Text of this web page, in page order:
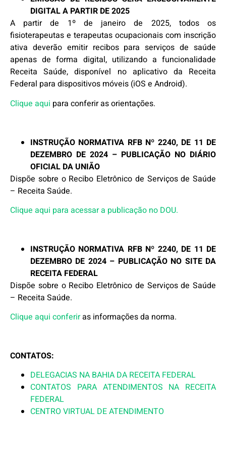
DIGITAL A PARTIR DE 2025
A partir de 1º de janeiro de 2025, todos os
fisioterapeutas e terapeutas ocupacionais com inscrição
ativa deverão emitir recibos para serviços de saúde
apenas de forma digital, utilizando a funcionalidade
Receita Saúde, disponível no aplicativo da Receita
Federal para dispositivos móveis (iOS e Android).
Clique aqui para conferir as orientações.
INSTRUÇÃO NORMATIVA RFBNº 2240, DE 11 DE
DEZEMBRO DE 2024 – PUBLICAÇÃO NO DIÁRIO
OFICIAL DA UNIÃO
Dispõe sobre o Recibo Eletrônico de Serviços de Saúde
– Receita Saúde.
Clique aqui para acessar a publicação no DOU.
INSTRUÇÃO NORMATIVA RFBNº 2240, DE 11 DE
DEZEMBRO DE 2024 – PUBLICAÇÃO NO SITE DA
RECEITA FEDERAL
Dispõe sobre o Recibo Eletrônico de Serviços de Saúde
– Receita Saúde.
Clique aqui conferiras informações da norma.
CONTATOS:
DELEGACIAS NA BAHIA DA RECEITA FEDERAL
CONTATOS PARA ATENDIMENTOS NA RECEITA
FEDERAL
CENTRO VIRTUAL DE ATENDIMENTO